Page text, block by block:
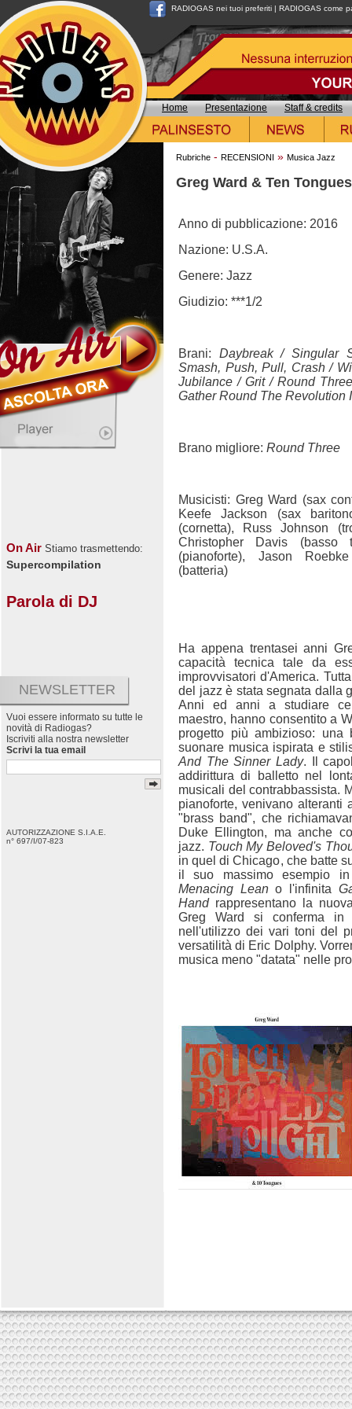
RADIOGAS nei tuoi preferiti | RADIOGAS come
Home Presentazione Staff & credits
On Air Stiamo trasmettendo:
Supercompilation
Parola di DJ
NEWSLETTER
Vuoi essere informato su tutte le
novità di Radiogas?
Iscriviti alla nostra newsletter
Scrivi la tua email
AUTORIZZAZIONE S.I.A.E.
n° 697/I/07-823
Rubriche - RECENSIONI » Musica Jazz
Greg Ward & Ten
Anno di pubblicazione: 2016
Nazione: U.S.A.
Genere: Jazz
Giudizio: ***1/2
Brani: Daybreak / Singular
Smash, Push, Pull, Crash /
Jubilance / Grit / Round
Gather Round The Revolution
Brano migliore: Round Three
Musicisti: Greg Ward (sax
Keefe Jackson (sax
(cornetta), Russ Johnson
Christopher Davis (basso
(pianoforte), Jason
(batteria)
Ha appena trentasei anni
capacità tecnica tale da
improvvisatori d'America.
del jazz è stata segnata dalla
Anni ed anni a studiare
maestro, hanno consentito a
progetto più ambizioso:
suonare musica ispirata e
And The Sinner Lady. Il
addirittura di balletto nel
musicali del contrabbassista.
pianoforte, venivano alteranti
"brass band", che
Duke Ellington, ma anche
jazz. Touch My Beloved's
in quel di Chicago, che batte
il suo massimo esempio
Menacing Leano l'infinita
Handrappresentano la
Greg Ward si conferma in
nell'utilizzo dei vari toni del
versatilità di Eric Dolphy.
musica meno "datata" nelle